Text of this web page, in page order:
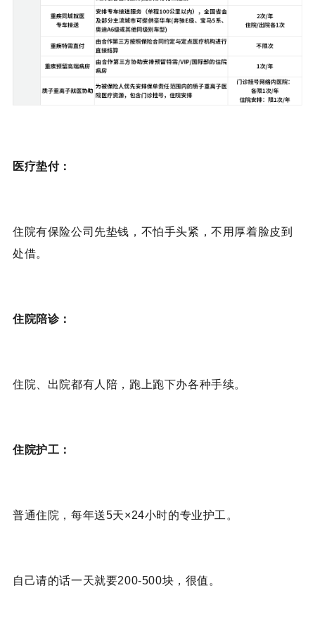
医疗垫付：
住院有保险公司先垫钱，不怕手头紧，不用厚着脸皮到
处借。
住院陪诊：
住院、出院都有人陪，跑上跑下办各种手续。
住院护工：
普通住院，每年送5天×24小时的专业护工。
自己请的话一天就要200-500块，很值。